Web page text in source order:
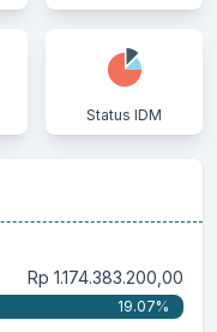
Status IDM
Rp 1.174.383.200,00
19.07%